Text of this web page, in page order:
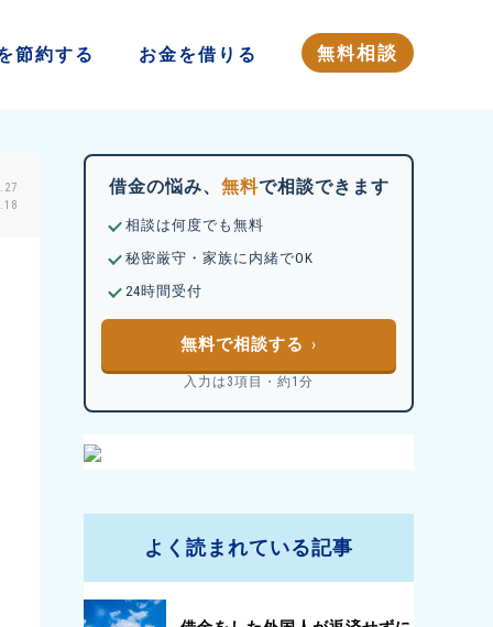
節約する お金を借りる 無料相談
借金の悩み、 無料で相談できます
相談は何度でも無料
秘密厳守・家族に内緒でOK
24時間受付
無料で相談する
入力は3項目・約1分
よく読まれている記事